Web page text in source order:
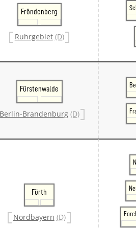
Fröndenberg
Ruhrgebiet (D)
Fürstenwalde
Berlin-Brandenburg (D)
Fürth
Nordbayern (D)